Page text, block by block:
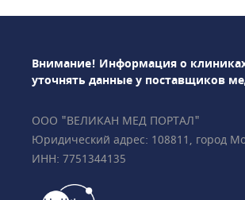
Внимание! Информация о
уточнять данные у поставщиков
ООО "ВЕЛИКАН МЕД ПОРТАЛ"
Юридический адрес: 108811, город
ИНН: 7751344135